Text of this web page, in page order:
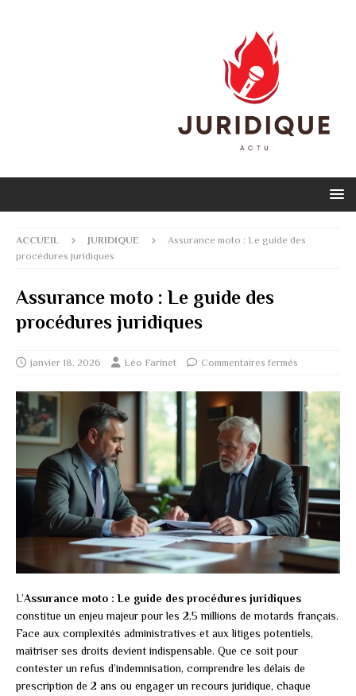
ACCUEIL JURIDIQUE
Assurance moto : Le guide des
procédures juridiques
Assurance moto : Le guide des
procédures juridiques
janvier 18, 2026 Léo Farinet Commentaires fermés
L’Assurance moto : Le guide des procédures juridiques
constitue un enjeu majeur pour les 2,5 millions de motards français.
Face aux complexités administratives et aux litiges potentiels,
maîtriser ses droits devient indispensable. Que ce soit pour
contester un refus d’indemnisation, comprendre les délais de
prescription de 2 ans ou engager un recours juridique, chaque